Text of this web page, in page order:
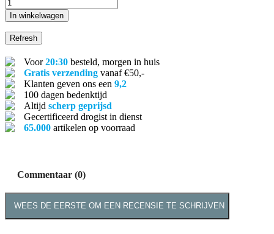
In winkelwagen
Voor20:30 besteld, morgen in huis
Gratis verzending vanaf €50,-
Klanten geven ons een 9,2
100 dagen bedenktijd
Altijd scherp geprijsd
Gecertificeerd drogist in dienst
65.000 artikelen op voorraad
Commentaar (0)
WEES DE EERSTE OM EEN RECENSIE TE SCHRIJVEN